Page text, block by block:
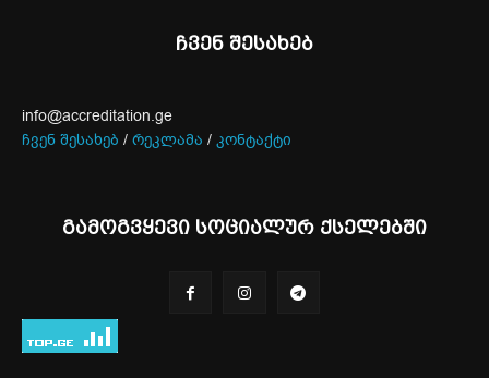
ჩვენ შესახებ
info@accreditation.ge
ჩვენ შესახებ / რეკლამა / კონტაქტი
გამოგვყევი სოციალურ ქსელებში